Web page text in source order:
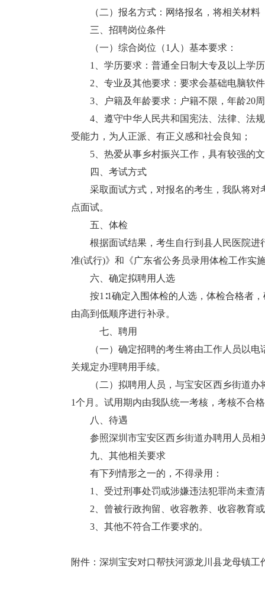
（二）报名方式：网络报名，将相关材料（
三、招聘岗位条件
（一）综合岗位（1人）基本要求：
1、学历要求：普通全日制大专及以上学
2、专业及其他要求：要求会基础电脑软件
3、户籍及年龄要求：户籍不限，年龄20周
4、遵守中华人民共和国宪法、法律、法规
受能力，为人正派、有正义感和社会良知；
5、热爱从事乡村振兴工作，具有较强的文
四、考试方式
采取面试方式，对报名的考生，我队将对
点面试。
五、体检
根据面试结果，考生自行到县人民医院进
准(试行)》和《广东省公务员录用体检工作实
六、确定拟聘用人选
按1∶1确定入围体检的人选，体检合格者，
由高到低顺序进行补录。
七、聘用
（一）确定招聘的考生将由工作人员以电
关规定办理聘用手续。
（二）拟聘用人员，与宝安区西乡街道办
1个月。试用期内由我队统一考核，考核不合
八、待遇
参照深圳市宝安区西乡街道办聘用人员相
九、其他相关要求
有下列情形之一的，不得录用：
1、受过刑事处罚或涉嫌违法犯罪尚未查
2、曾被行政拘留、收容教养、收容教育或
3、其他不符合工作要求的。
附件： 深圳宝安对口帮扶河源龙川县龙母镇工